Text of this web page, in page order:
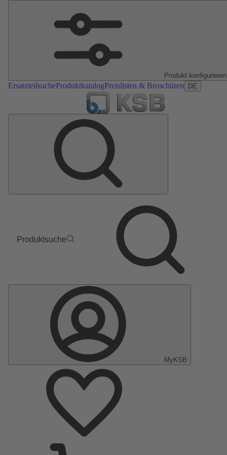
Produkt konfigurieren
ErsatzteilsucheProduktkatalogPreislisten & Broschüren DE
Produktsuche
MyKSB